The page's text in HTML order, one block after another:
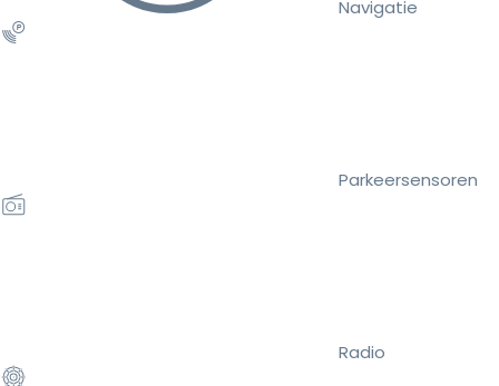
Navigatie
Parkeersensoren
Radio